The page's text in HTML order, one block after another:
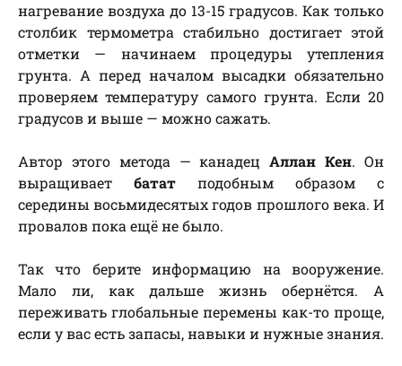
нагревание воздуха до 13-15 градусов. Как только
столбик термометра стабильно достигает этой
отметки — начинаем процедуры утепления
грунта. А перед началом высадки обязательно
проверяем температуру самого грунта. Если 20
градусов и выше — можно сажать.
Автор этого метода — канадецАллан Кен. Он
выращивает батат подобным образом с
середины восьмидесятых годов прошлого века. И
провалов пока ещё не было.
Так что берите информацию на вооружение.
Мало ли, как дальше жизнь обернётся. А
переживать глобальные перемены как-то проще,
если у вас есть запасы, навыки и нужные знания.